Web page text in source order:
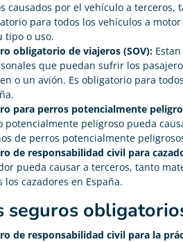
causados por el vehículo a terceros,
para todos los vehículos a
tipo o uso.
obligatorio de viajeros (SOV):
que puedan sufrir los
o un avión. Es obligatorio para
para perros potencialmente
potencialmente peligroso pueda
de perros potencialmente
de responsabilidad civil para
pueda causar a terceros, tanto
los cazadores en España.
seguros
de responsabilidad civil para la